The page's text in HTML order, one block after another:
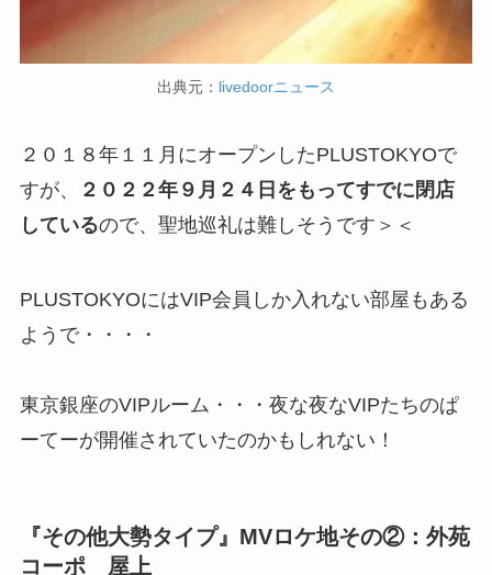
出典元： livedoorニュース
２０１８年１１月にオープンしたPLUSTOKYOで
すが、
２０２２年９月２４日をもってすでに閉店
しているので、聖地巡礼は難しそうです＞＜
PLUSTOKYOにはVIP会員しか入れない部屋もある
ようで・・・・
東京銀座のVIPルーム・・・夜な夜なVIPたちのぱ
ーてーが開催されていたのかもしれない！
『その他大勢タイプ』MVロケ地その②：外苑
コーポ 屋上